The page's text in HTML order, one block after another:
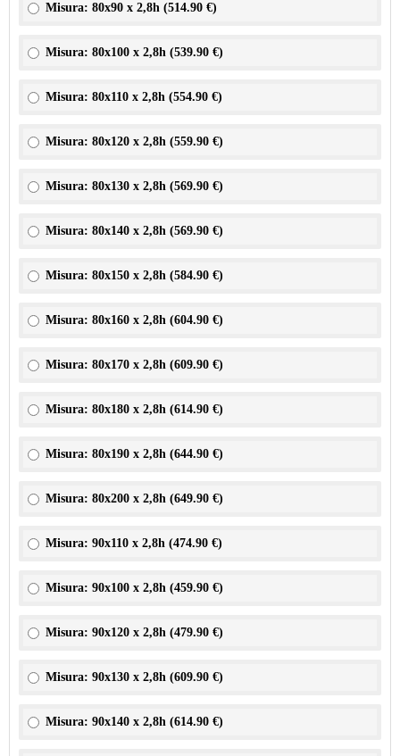
Misura: 80x90 x 2,8h (514.90 €)
Misura: 80x100 x 2,8h (539.90 €)
Misura: 80x110 x 2,8h (554.90 €)
Misura: 80x120 x 2,8h (559.90 €)
Misura: 80x130 x 2,8h (569.90 €)
Misura: 80x140 x 2,8h (569.90 €)
Misura: 80x150 x 2,8h (584.90 €)
Misura: 80x160 x 2,8h (604.90 €)
Misura: 80x170 x 2,8h (609.90 €)
Misura: 80x180 x 2,8h (614.90 €)
Misura: 80x190 x 2,8h (644.90 €)
Misura: 80x200 x 2,8h (649.90 €)
Misura: 90x110 x 2,8h (474.90 €)
Misura: 90x100 x 2,8h (459.90 €)
Misura: 90x120 x 2,8h (479.90 €)
Misura: 90x130 x 2,8h (609.90 €)
Misura: 90x140 x 2,8h (614.90 €)